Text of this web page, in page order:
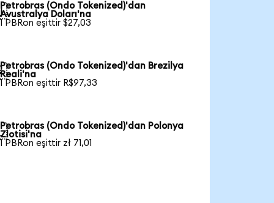
Petrobras (Ondo Tokenized)'dan
Avustralya Doları'na
1 PBRon eşittir $27,03
Petrobras (Ondo Tokenized)'dan Brezilya
Reali'na
1 PBRon eşittir R$97,33
Petrobras (Ondo Tokenized)'dan Polonya
Zlotisi'na
1 PBRon eşittir zł 71,01